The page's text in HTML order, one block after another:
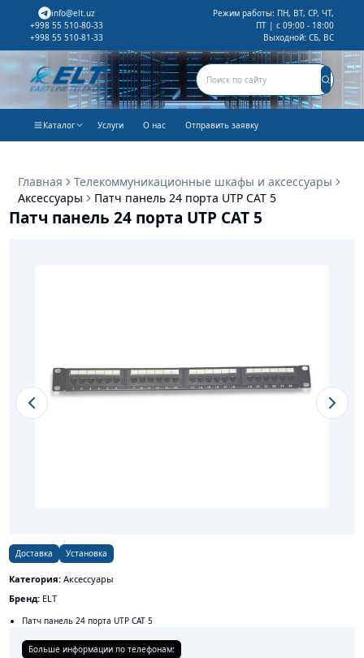
info@elt.uz
+998 55 510-80-33
+998 55 510-81-33
Режим работы: ПН, ВТ, СР, ЧТ,
ПТ | с 09:00 - 18:00
Выходной: СБ, ВС
Каталог Услуги О нас Отправить заявку
Главная
Телекоммуникационные шкафы и аксессуары
Аксессуары
Патч панель 24 порта UTP CAT 5
Патч панель 24 порта UTP CAT 5
Previous slide Next
Доставка Установка
Категория:Аксессуары
Бренд: ELT
Патч панель 24 порта UTP CAT 5
Больше информации по телефонам: